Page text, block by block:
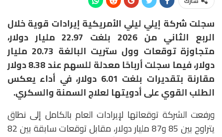
سجلت شركة إيلي ليلي الأمريكية إيرادات قوية خلال
الربع الثاني من 2026 بلغت 22.97 مليار دولار،
متجاوزة توقعات وول ستريت البالغة 20.73 مليار
دولار، فيما سجلت أرباحًا معدلة للسهم عند 8.38 دولار
مقارنة بتقديرات بلغت 6.01 دولار، في أداء يعكس
الطلب القوي على أدويتها لعلاج السمنة والسكري.
ورفعت الشركة توقعاتها لإيرادات العام بالكامل إلى نطاق
يتراوح بين 85 و87 مليار دولار، مقابل توقعات سابقة بين 82